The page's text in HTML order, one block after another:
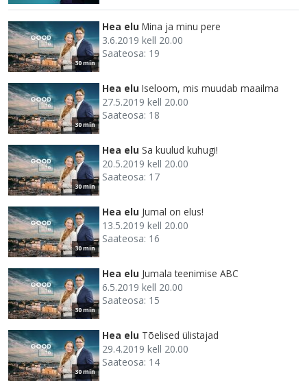
30 min
Hea elu Mina ja minu pere
3.6.2019 kell 20.00
Saateosa: 19
30 min
Hea elu Iseloom, mis muudab maailma
27.5.2019 kell 20.00
Saateosa: 18
30 min
Hea elu Sa kuulud kuhugi!
20.5.2019 kell 20.00
Saateosa: 17
30 min
Hea elu Jumal on elus!
13.5.2019 kell 20.00
Saateosa: 16
30 min
Hea elu Jumala teenimise ABC
6.5.2019 kell 20.00
Saateosa: 15
30 min
Hea elu Tõelised ülistajad
29.4.2019 kell 20.00
Saateosa: 14